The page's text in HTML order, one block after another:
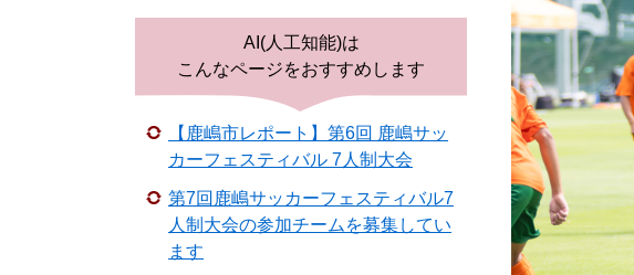
AI(人工知能)は
こんなページをおすすめします
【鹿嶋市レポート】第6回 鹿嶋サッ
カーフェスティバル 7人制大会
第7回鹿嶋サッカーフェスティバル7
人制大会の参加チームを募集してい
ます